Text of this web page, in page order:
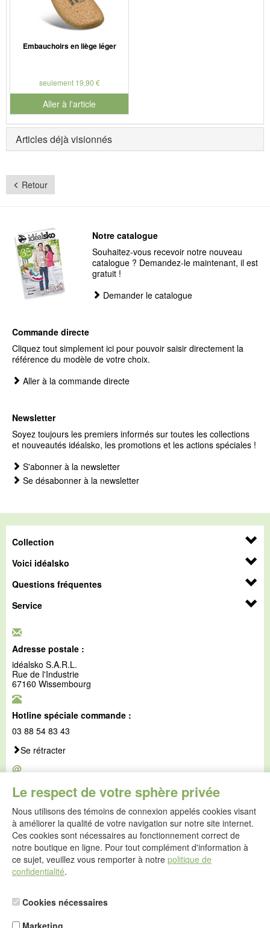
Embauchoirs en liège léger
seulement 19,90 €
Aller à l'article
Articles déjà visionnés
Retour
Le respect de votre sphère privée
Nous utilisons des témoins de connexion appelés cookies visant
à améliorer la qualité de votre navigation sur notre site internet.
Ces cookies sont nécessaires au fonctionnement correct de
notre boutique en ligne. Pour tout complément d'information à
ce sujet, veuillez vous remporter à notre politique de
confidentialité.
Cookies nécessaires
Marketing
Notre catalogue
Souhaitez-vous recevoir notre nouveau
catalogue ? Demandez-le maintenant, il est
gratuit !
Demander le catalogue
Commande directe
Cliquez tout simplement ici pour pouvoir saisir directement la
référence du modèle de votre choix.
Aller à la commande directe
Newsletter
Soyez toujours les premiers informés sur toutes les collections
et nouveautés idéalsko, les promotions et les actions spéciales !
S'abonner à la newsletter
Se désabonner à la newsletter
Collection
Voici idéalsko
Questions fréquentes
Service
Adresse postale :
idéalsko S.A.R.L.
Rue de l'Industrie
67160 Wissembourg
Hotline spéciale commande :
03 88 54 83 43
Se rétracter
@
service@idealsko.fr
@
Formulaire de contact
Aller au formulaire de contact